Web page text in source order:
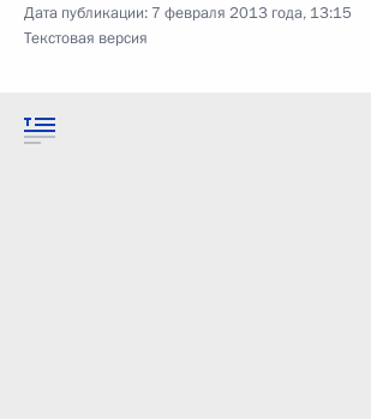
Дата публикации: 7 февраля 2013 года, 13:15
Текстовая версия